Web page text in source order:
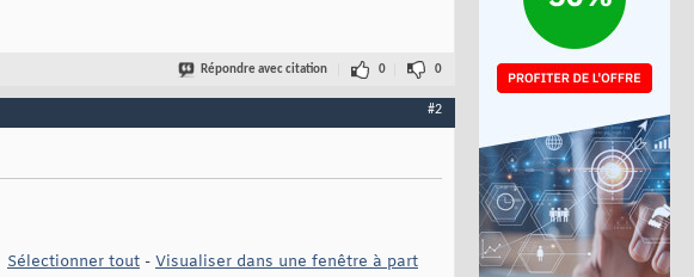
Répondre avec citation 0 0
#2
Sélectionner tout - Visualiser dans une fenêtre à part